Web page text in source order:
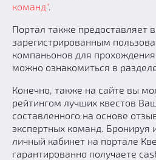
команд".
Портал также предоставляет
зарегистрированным
компаньонов для
можно ознакомиться в
Конечно, также на сайте вы
рейтингом лучших квестов
составленного на основе
экспертных команд. Бронируя
личный кабинет на портале
гарантированно получаете